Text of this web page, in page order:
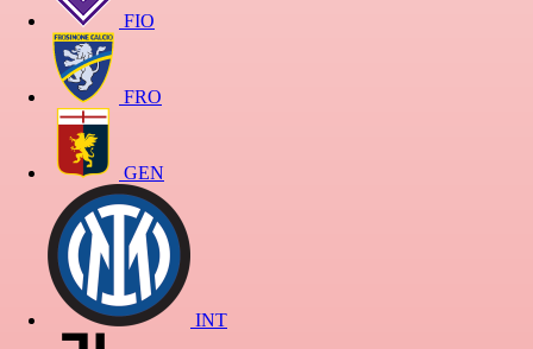
FIO
FRO
GEN
INT